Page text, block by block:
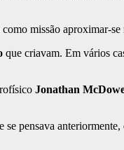
missão aproximar-se
que criavam. Em vários
Jonathan
se pensava